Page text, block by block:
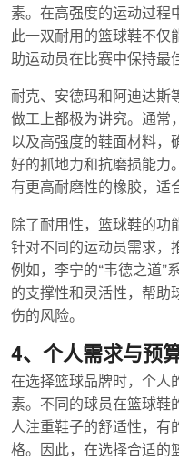
素。在高强度的运动过程
此一双耐用的篮球鞋不仅
助运动员在比赛中保持最
耐克、安德玛和阿迪达斯
做工上都极为讲究。通常
以及高强度的鞋面材料，
好的抓地力和抗磨损能力
有更高耐磨性的橡胶，适
除了耐用性，篮球鞋的功
针对不同的运动员需求，
例如，李宁的“韦德之道”
的支撑性和灵活性，帮助
伤的风险。
4、个人需求与预
在选择篮球品牌时，个人
素。不同的球员在篮球鞋
人注重鞋子的舒适性，有
格。因此，在选择合适的